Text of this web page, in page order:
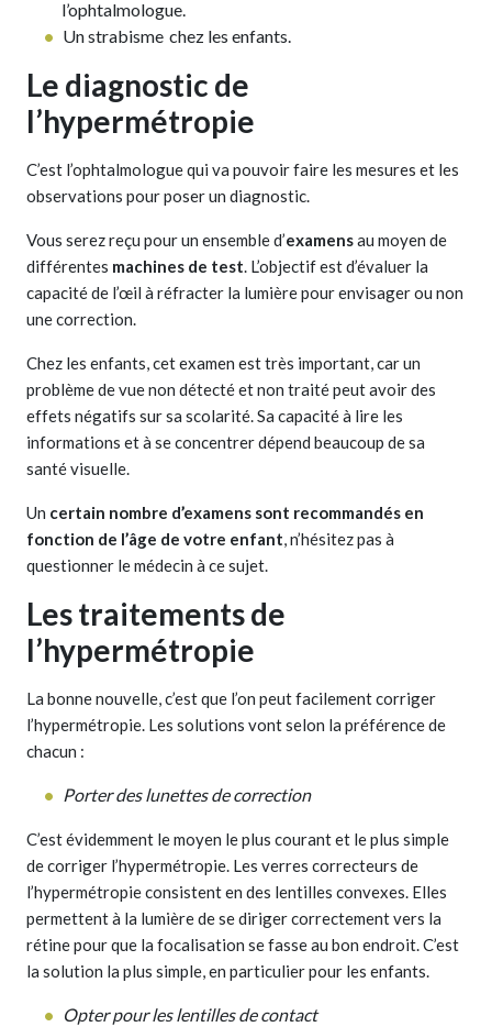
l’ophtalmologue.
Un strabisme chez les enfants.
Le diagnostic de
l’hypermétropie
C’est l’ophtalmologue qui va pouvoir faire les mesures et les
observations pour poser un diagnostic.
Vous serez reçu pour un ensemble d’examensau moyen de
différentes machines de test. L’objectif est d’évaluer la
capacité de l’œil à réfracter la lumière pour envisager ou non
une correction.
Chez les enfants, cet examen est très important, car un
problème de vue non détecté et non traité peut avoir des
effets négatifs sur sa scolarité. Sa capacité à lire les
informations et à se concentrer dépend beaucoup de sa
santé visuelle.
Un certain nombre d’examens sont recommandés en
fonction de l’âge de votre enfant, n’hésitez pas à
questionner le médecin à ce sujet.
Les traitements de
l’hypermétropie
La bonne nouvelle, c’est que l’on peut facilement corriger
l’hypermétropie. Les solutions vont selon la préférence de
chacun :
Porter des lunettes de correction
C’est évidemment le moyen le plus courant et le plus simple
de corriger l’hypermétropie. Les verres correcteurs de
l’hypermétropie consistent en des lentilles convexes. Elles
permettent à la lumière de se diriger correctement vers la
rétine pour que la focalisation se fasse au bon endroit. C’est
la solution la plus simple, en particulier pour les enfants.
Opter pour les lentilles de contact